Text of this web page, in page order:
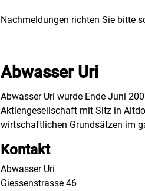
Nachmeldungen richten Sie bitte
Abwasser Uri
Abwasser Uri wurde Ende Juni
Aktiengesellschaft mit Sitz in
wirtschaftlichen Grundsätzen im
Kontakt
Abwasser Uri
Giessenstrasse 46